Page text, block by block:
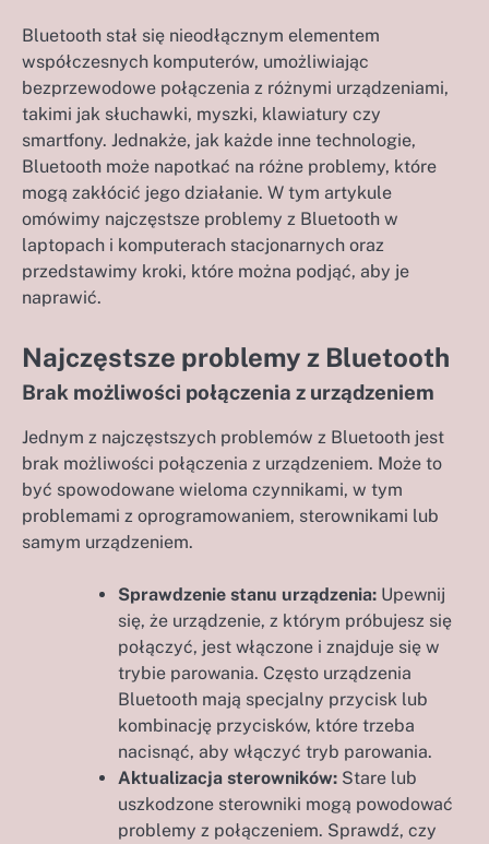
Bluetooth stał się nieodłącznym elementem
współczesnych komputerów, umożliwiając
bezprzewodowe połączenia z różnymi urządzeniami,
takimi jak słuchawki, myszki, klawiatury czy
smartfony. Jednakże, jak każde inne technologie,
Bluetooth może napotkać na różne problemy, które
mogą zakłócić jego działanie. W tym artykule
omówimy najczęstsze problemy z Bluetooth w
laptopach i komputerach stacjonarnych oraz
przedstawimy kroki, które można podjąć, aby je
naprawić.
Najczęstsze problemy z Bluetooth
Brak możliwości połączenia z urządzeniem
Jednym z najczęstszych problemów z Bluetooth jest
brak możliwości połączenia z urządzeniem. Może to
być spowodowane wieloma czynnikami, w tym
problemami z oprogramowaniem, sterownikami lub
samym urządzeniem.
Sprawdzenie stanu urządzenia: Upewnij
się, że urządzenie, z którym próbujesz się
połączyć, jest włączone i znajduje się w
trybie parowania. Często urządzenia
Bluetooth mają specjalny przycisk lub
kombinację przycisków, które trzeba
nacisnąć, aby włączyć tryb parowania.
Aktualizacja sterowników: Stare lub
uszkodzone sterowniki mogą powodować
problemy z połączeniem. Sprawdź, czy